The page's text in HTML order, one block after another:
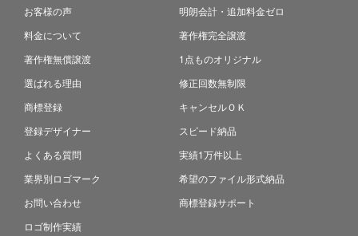
お客様の声
料金について
著作権無償譲渡
選ばれる理由
商標登録
登録デザイナー
よくある質問
業界別ロゴマーク
お問い合わせ
ロゴ制作実績
明朗会計・追加料金ゼロ
著作権完全譲渡
1点ものオリジナル
修正回数無制限
キャンセルＯＫ
スピード納品
実績1万件以上
希望のファイル形式納品
商標登録サポート